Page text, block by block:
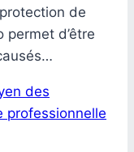
de
permet d’être
des
professionnelle